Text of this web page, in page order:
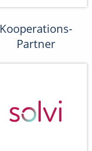
Kooperations-
Partner